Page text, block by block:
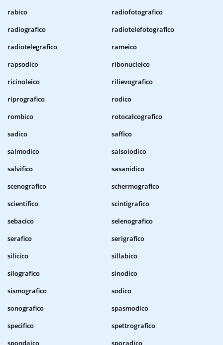
rabico
radiofotografico
radiografico
radiotelefotografico
radiotelegrafico
rameico
rapsodico
ribonucleico
ricinoleico
rilievografico
riprografico
rodico
rombico
rotocalcografico
sadico
saffico
salmodico
salsoiodico
salvifico
sasanidico
scenografico
schermografico
scientifico
scintigrafico
sebacico
selenografico
serafico
serigrafico
silicico
sillabico
silografico
sinodico
sismografico
sodico
sonografico
spasmodico
specifico
spettrografico
spondaico
sporadico